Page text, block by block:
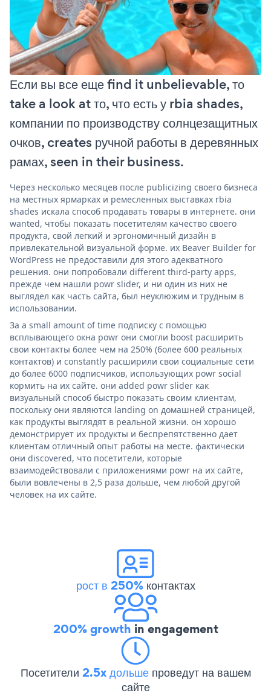
Если вы все еще find it unbelievable, то
take a look at то, что есть у rbia shades,
компании по производству солнцезащитных
очков, creates ручной работы в деревянных
рамах, seen in their business.
Через несколько месяцев после publicizing своего бизнеса
на местных ярмарках и ремесленных выставках rbia
shades искала способ продавать товары в интернете. они
wanted, чтобы показать посетителям качество своего
продукта, свой легкий и эргономичный дизайн в
привлекательной визуальной форме. их Beaver Builder for
WordPress не предоставили для этого адекватного
решения. они попробовали different third-party apps,
прежде чем нашли powr slider, и ни один из них не
выглядел как часть сайта, был неуклюжим и трудным в
использовании.
За a small amount of time подписку с помощью
всплывающего окна powr они смогли boost расширить
свои контакты более чем на 250% (более 600 реальных
контактов) и constantly расширили свои социальные сети
до более 6000 подписчиков, использующих powr social
кормить на их сайте. они added powr slider как
визуальный способ быстро показать своим клиентам,
поскольку они являются landing on домашней страницей,
как продукты выглядят в реальной жизни. он хорошо
демонстрирует их продукты и беспрепятственно дает
клиентам отличный опыт работы на месте. фактически
они discovered, что посетители, которые
взаимодействовали с приложениями powr на их сайте,
были вовлечены в 2,5 раза дольше, чем любой другой
человек на их сайте.
рост в 250%контактах
200% growth in engagement
Посетители 2.5x дольше проведут на вашем
сайте